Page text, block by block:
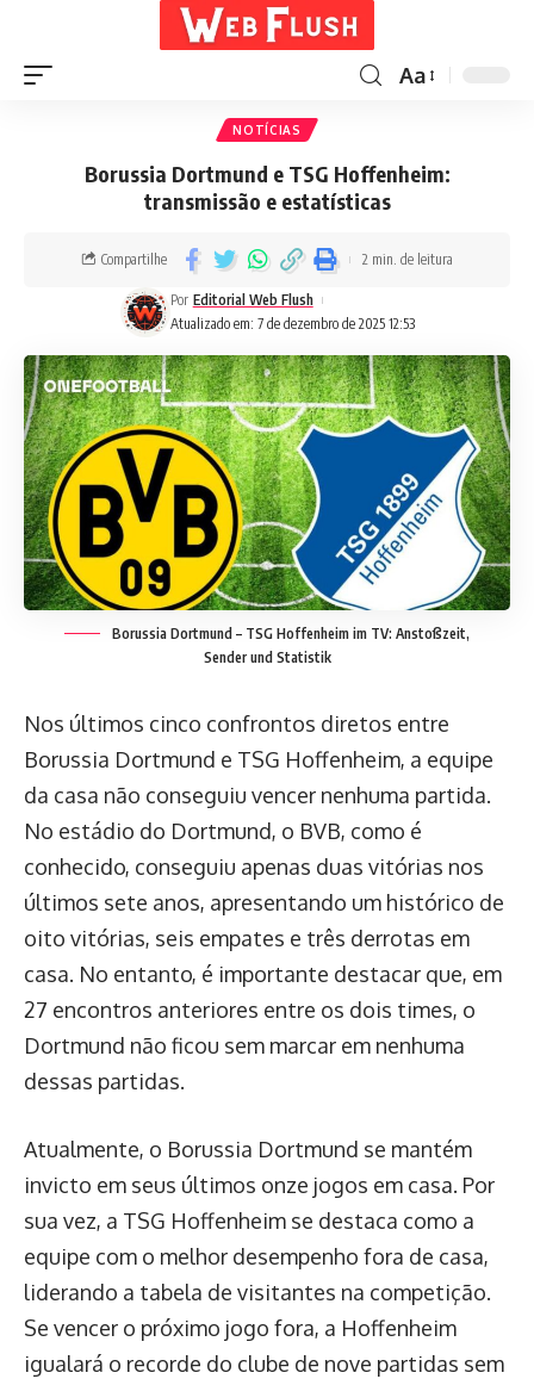
Aa
NOTÍCIAS
Borussia Dortmund e TSG Hoffenheim:
transmissão e estatísticas
Atualizado em: 7 de dezembro de 2025 12:53
Por Editorial Web Flush
Compartilhe 2 min. de leitura
Borussia Dortmund – TSG Hoffenheim im TV: Anstoßzeit,
Sender und Statistik
Nos últimos cinco confrontos diretos entre
Borussia Dortmund e TSG Hoffenheim, a equipe
da casa não conseguiu vencer nenhuma partida.
No estádio do Dortmund, o BVB, como é
conhecido, conseguiu apenas duas vitórias nos
últimos sete anos, apresentando um histórico de
oito vitórias, seis empates e três derrotas em
casa. No entanto, é importante destacar que, em
27 encontros anteriores entre os dois times, o
Dortmund não ficou sem marcar em nenhuma
dessas partidas.
Atualmente, o Borussia Dortmund se mantém
invicto em seus últimos onze jogos em casa. Por
sua vez, a TSG Hoffenheim se destaca como a
equipe com o melhor desempenho fora de casa,
liderando a tabela de visitantes na competição.
Se vencer o próximo jogo fora, a Hoffenheim
igualará o recorde do clube de nove partidas sem